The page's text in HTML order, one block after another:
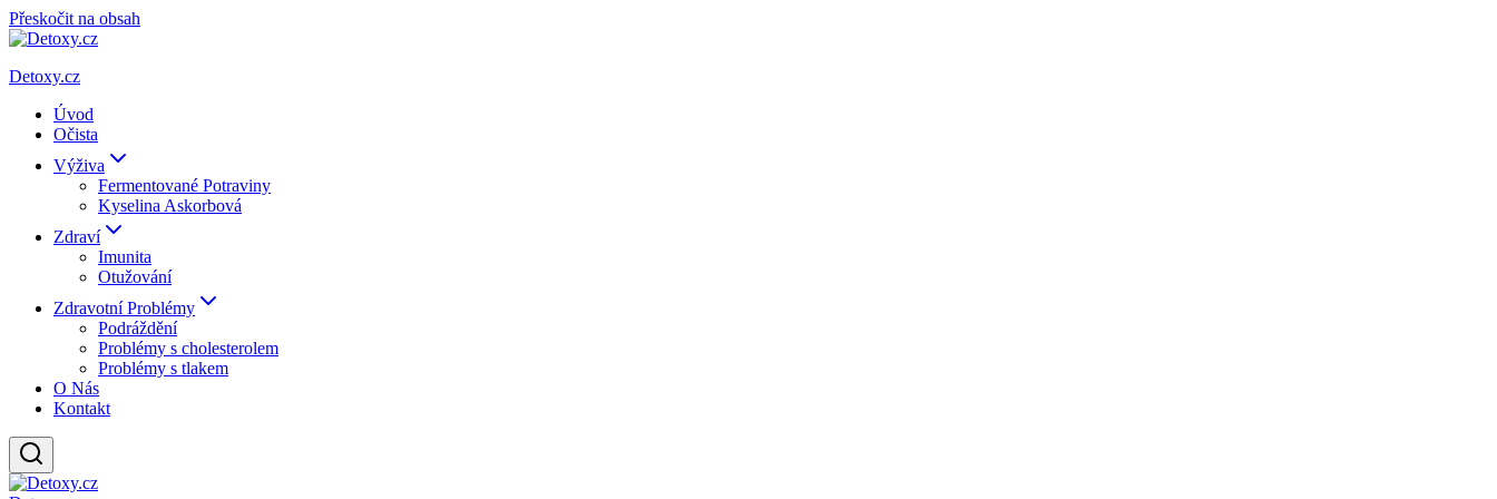
Přeskočit na obsah
Detoxy.cz
Úvod
Očista
Výživa
Fermentované Potraviny
Kyselina Askorbová
Zdraví
Imunita
Otužování
Zdravotní Problémy
Podráždění
Problémy s cholesterolem
Problémy s tlakem
O Nás
Kontakt